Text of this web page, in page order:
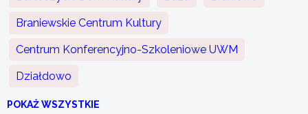
Braniewskie Centrum Kultury
Centrum Konferencyjno-Szkoleniowe UWM
Działdowo
POKAŻ WSZYSTKIE